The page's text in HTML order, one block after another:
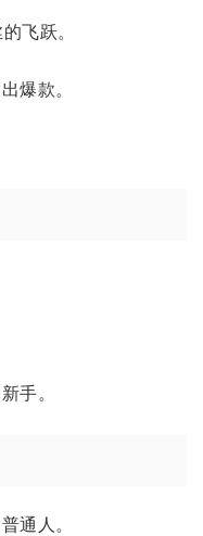
飞跃。
爆款。
手。
通人。